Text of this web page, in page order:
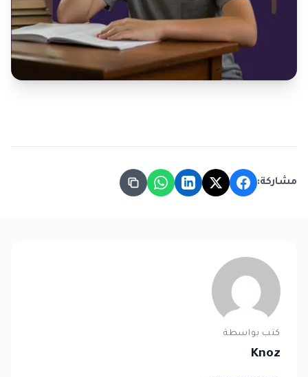
مشاركة:
كتب بواسطة
Knoz